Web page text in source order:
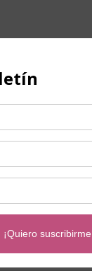
mi siguiente